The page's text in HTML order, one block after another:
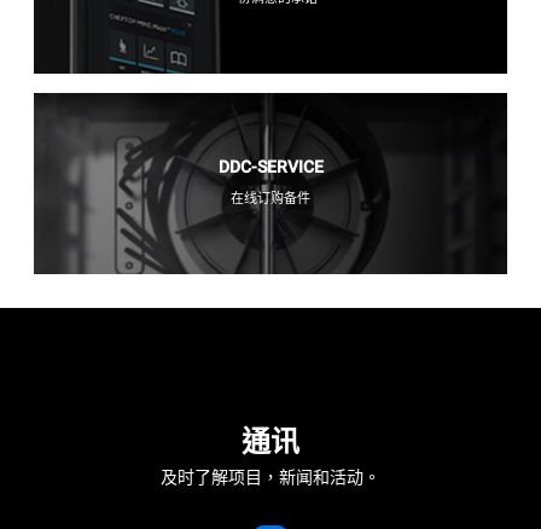
DDC-SERVICE
在线订购备件
通讯
及时了解项目，新闻和活动。